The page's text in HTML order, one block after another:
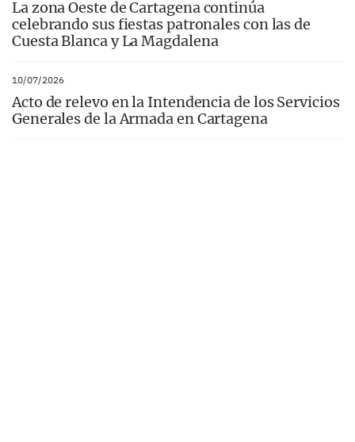
La zona Oeste de Cartagena continúa
celebrando sus fiestas patronales con las de
Cuesta Blanca y La Magdalena
10/07/2026
Acto de relevo en la Intendencia de los Servicios
Generales de la Armada en Cartagena